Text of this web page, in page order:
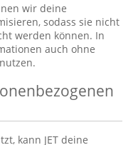
wir deine
sodass sie nicht
werden können. In
auch ohne
kann JET deine